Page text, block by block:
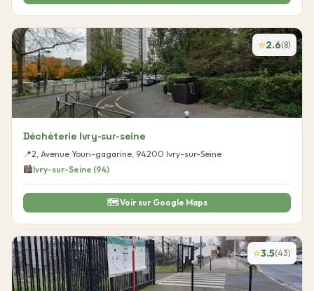
⭐2.6(8)
Déchèterie Ivry-sur-seine
📍2, Avenue Youri-gagarine, 94200 Ivry-sur-Seine
🏙️Ivry-sur-Seine (94)
🗺️ Voir sur Google Maps
⭐3.5(43)